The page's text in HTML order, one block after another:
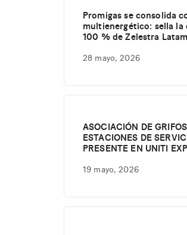
Promigas se consolida
multienergético: sella la
100 % de Zelestra Latam
28 mayo, 2026
ASOCIACIÓN DE
ESTACIONES DE
PRESENTE EN UNITI
19 mayo, 2026